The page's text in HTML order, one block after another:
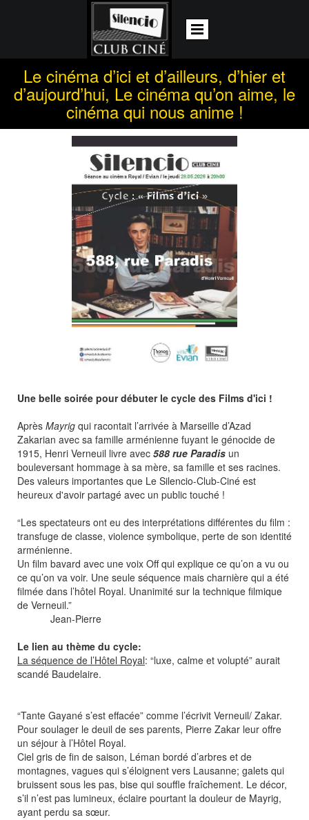
Le cinéma d’ici et d’ailleurs, d’hier et
d’aujourd’hui, Le cinéma qu’on aime, le
cinéma qui nous anime !
Une belle soirée pour débuter le cycle des Films d'ici !
Après Mayrig qui racontait l’arrivée à Marseille d’Azad
Zakarian avec sa famille arménienne fuyant le génocide de
1915, Henri Verneuil livre avec 588 rue Paradis un
bouleversant hommage à sa mère, sa famille et ses racines.
Des valeurs importantes que Le Silencio-Club-Ciné est
heureux d'avoir partagé avec un public touché !
“Les spectateurs ont eu des interprétations différentes du film :
transfuge de classe, violence symbolique, perte de son identité
arménienne.
Un film bavard avec une voix Off qui explique ce qu’on a vu ou
ce qu’on va voir. Une seule séquence mais charnière qui a été
filmée dans l’hôtel Royal. Unanimité sur la technique filmique
de Verneuil.”
Jean-Pierre
Le lien au thème du cycle:
La séquence de l’Hôtel Royal: “luxe, calme et volupté” aurait
scandé Baudelaire.
“Tante Gayané s’est effacée” comme l’écrivit Verneuil/ Zakar.
Pour soulager le deuil de ses parents, Pierre Zakar leur offre
un séjour à l’Hôtel Royal.
Ciel gris de fin de saison, Léman bordé d’arbres et de
montagnes, vagues qui s’éloignent vers Lausanne; galets qui
bruissent sous les pas, bise qui souffle fraîchement. Le décor,
s’il n’est pas lumineux, éclaire pourtant la douleur de Mayrig,
ayant perdu sa sœur.